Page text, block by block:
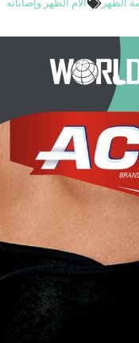
الظهر آلام الظهر وإصاباته